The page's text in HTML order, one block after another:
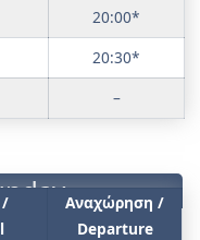
20:00*
20:30*
–
/
Αναχώρηση /
Departure